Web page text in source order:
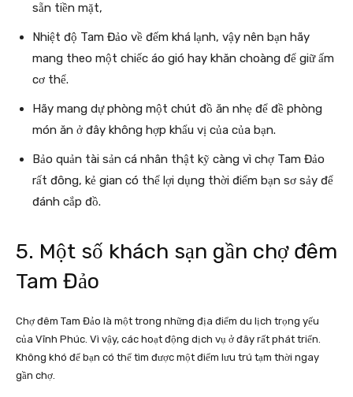
sẵn tiền mặt,
Nhiệt độ Tam Đảo về đếm khá lạnh, vậy nên bạn hãy
mang theo một chiếc áo gió hay khăn choàng để giữ ấm
cơ thể.
Hãy mang dự phòng một chút đồ ăn nhẹ để đề phòng
món ăn ở đây không hợp khẩu vị của của bạn.
Bảo quản tài sản cá nhân thật kỹ càng vì chợ Tam Đảo
rất đông, kẻ gian có thể lợi dụng thời điểm bạn sơ sảy để
đánh cắp đồ.
5. Một số khách sạn gần chợ đêm
Tam Đảo
Chợ đêm Tam Đảo là một trong những địa điểm du lịch trọng yếu
của Vĩnh Phúc. Vì vậy, các hoạt động dịch vụ ở đây rất phát triển.
Không khó để bạn có thể tìm được một điểm lưu trú tạm thời ngay
gần chợ.